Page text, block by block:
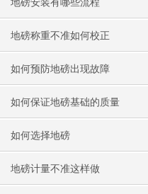
地磅安装有哪些流程
地磅称重不准如何校正
如何预防地磅出现故障
如何保证地磅基础的质量
如何选择地磅
地磅计量不准这样做